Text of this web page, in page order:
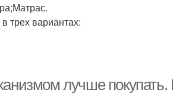
трех вариантах:
лучше покупать.